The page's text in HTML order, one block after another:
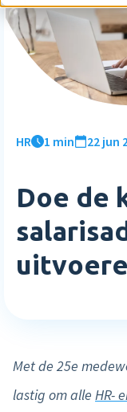
Voor accountants
Employee Self
Inloggen
Declaraties
HR dashboards
HR workflows
Verlofregistratie
Meer HR
Salaris
Salaris input
Interactieve
Tarieven
Prijzen
Voor bedrijven
Voor accountants
Starten met
Ontdek
Resources
Bibliotheek
Klantverhalen
Trainingen
Bedrijf
Careers
Neem contact op
Login
Nederlands
English
HR 1 min 22 jun
Doe de
Met de 25e
lastig om alle HR-